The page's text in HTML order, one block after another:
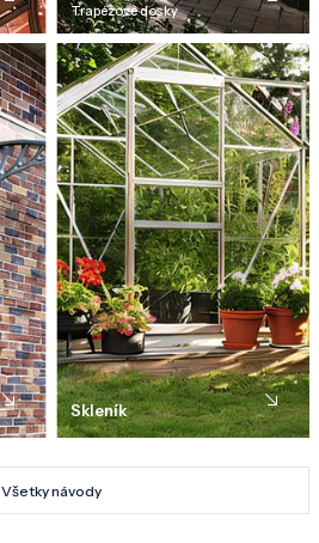
Trapézové dosky
Skleník
Všetky návody